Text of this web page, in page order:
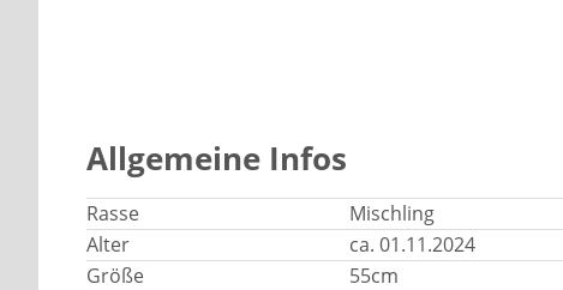
Allgemeine Infos
Rasse
Mischling
Alter
ca. 01.11.2024
Größe
55cm